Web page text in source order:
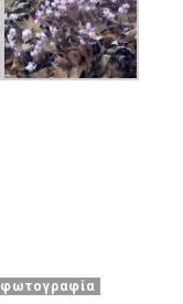
φωτογραφία